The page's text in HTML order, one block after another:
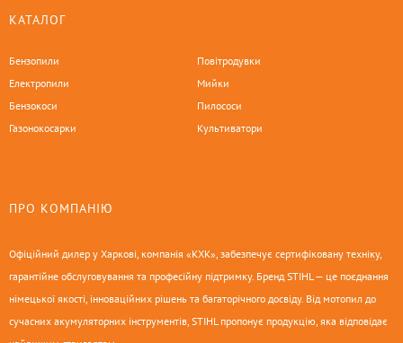
КАТАЛОГ
Бензопили
Електропили
Бензокоси
Газонокосарки
Повітродувки
Мийки
Пилососи
Культиватори
ПРО КОМПАНІЮ
Офіційний дилер у Харкові, компанія «КХК», забезпечує сертифіковану техніку,
гарантійне обслуговування та професійну підтримку. Бренд STIHL — це поєднання
німецької якості, інноваційних рішень та багаторічного досвіду. Від мотопил до
сучасних акумуляторних інструментів, STIHL пропонує продукцію, яка відповідає